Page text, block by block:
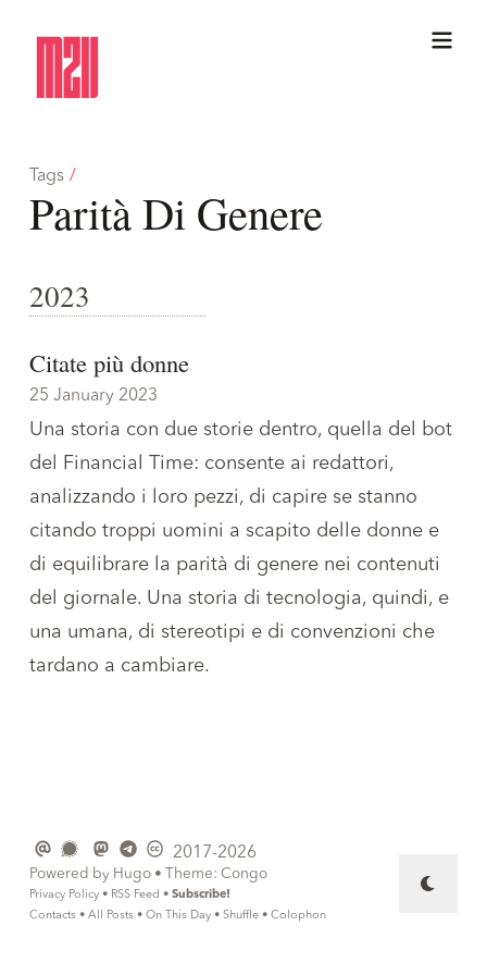
Tags /
Parità Di Genere
2023
Citate più donne
25 January 2023
Una storia con due storie dentro, quella del bot
del Financial Time: consente ai redattori,
analizzando i loro pezzi, di capire se stanno
citando troppi uomini a scapito delle donne e
di equilibrare la parità di genere nei contenuti
del giornale. Una storia di tecnologia, quindi, e
una umana, di stereotipi e di convenzioni che
tardano a cambiare.
2017-2026
Powered by Hugo • Theme: Congo
Privacy Policy • RSS Feed • Subscribe!
Contacts • All Posts • On This Day • Shuffle • Colophon